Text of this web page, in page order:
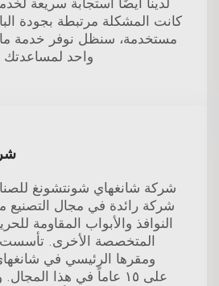
كانت المشكلة مرتبطة بجودة
مستخدمة، سنظل نوفر خدمة ما
واحد
شركة شانغهاي شونتشونغ
شركة رائدة في مجال
النوافذ والأبواب المقاومة
ومقرها الرئيسي في
على ١٥ عاماً في هذا